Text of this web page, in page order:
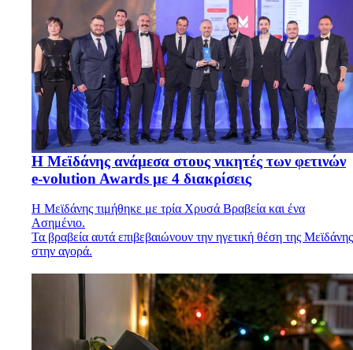
Η Μεϊδάνης ανάμεσα στους νικητές των φετινών
e-volution Awards με 4 διακρίσεις
Η Μεϊδάνης τιμήθηκε με τρία Χρυσά Βραβεία και ένα
Ασημένιο.
Τα βραβεία αυτά επιβεβαιώνουν την ηγετική θέση της Μεϊδάνης
στην αγορά.